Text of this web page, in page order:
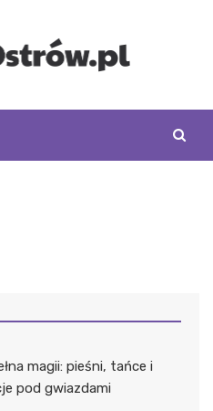
magii: pieśni, tańce i
pod gwiazdami